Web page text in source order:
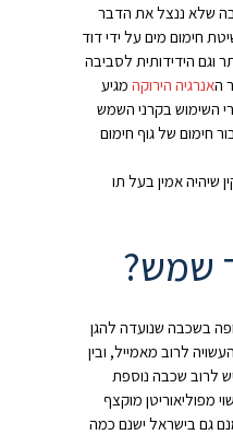
שלא ננצל את הדבר
חימום מים על ידי דוד
וגם הידידותית לסביבה
האנרגיה הירוקה מגיע
השימוש בקרני השמש
חימום של גוף חימום
שיהיה אמין בעל תו
שמש?
בשכבה שנועדה להגן
לרוב מאמייל, ובין
לרוב שכבה נוספת
מפוליאוריטן מוקצף
גם בישראל ישנם כמה